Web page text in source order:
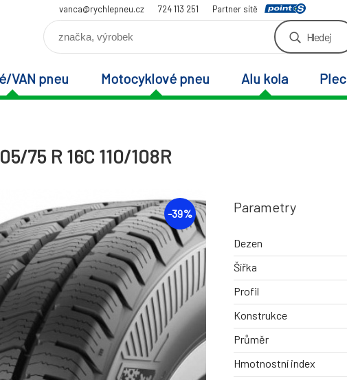
vanca@rychlepneu.cz 724 113 251 Partner sítě
Hledej
VAN pneu Motocyklové pneu Alu kola
75 R 16C 110/108R
-39% Parametry
Dezen
Šířka
Profil
Konstrukce
Průměr
Hmotnostní index